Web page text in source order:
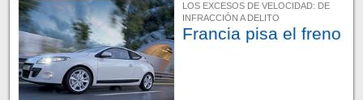
LOS EXCESOS DE VELOCIDAD: DE
INFRACCIÓN A DELITO
Francia pisa el freno